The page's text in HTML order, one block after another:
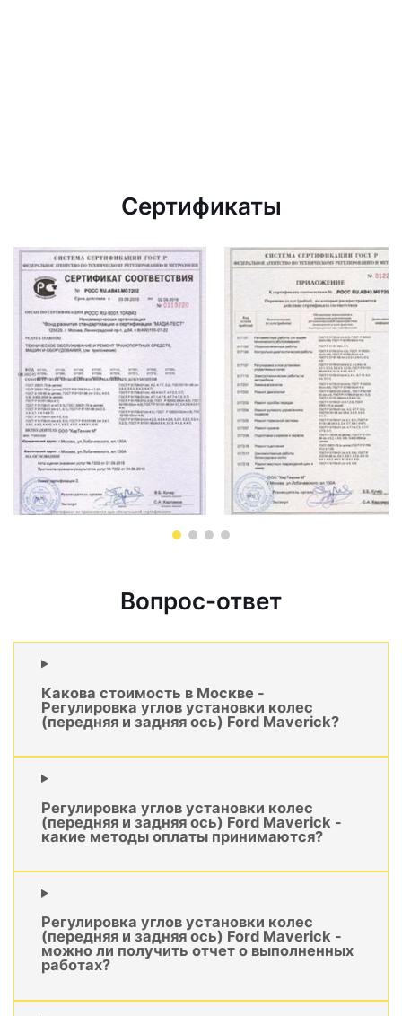
Сертификаты
Вопрос-ответ
Какова стоимость в Москве -
Регулировка углов установки колес
(передняя и задняя ось) Ford Maverick?
Регулировка углов установки колес
(передняя и задняя ось) Ford Maverick -
какие методы оплаты принимаются?
Регулировка углов установки колес
(передняя и задняя ось) Ford Maverick -
можно ли получить отчет о выполненных
работах?